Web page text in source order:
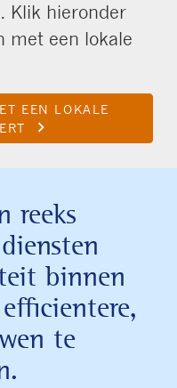
Klik hieronder
met een lokale
EEN LOKALE
keyboard_arrow_right
reeks
binnen
te